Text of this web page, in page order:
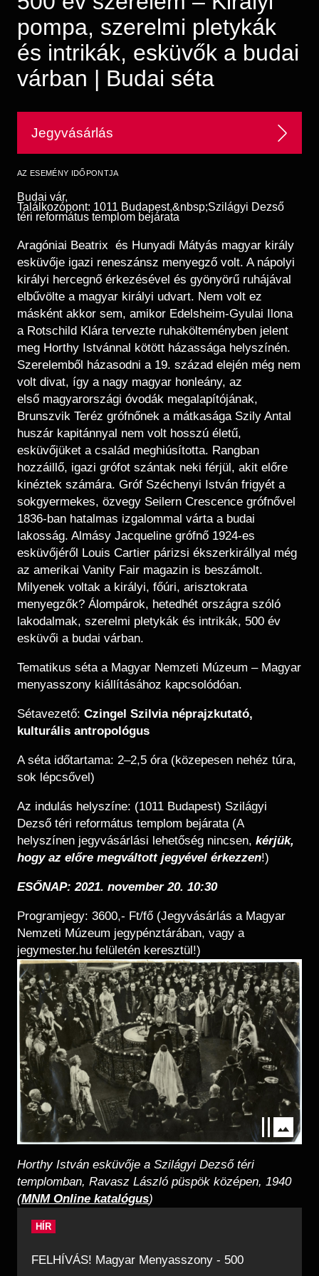
Régészet
Tagintézmények
Felnőttképzés
Történeti Fényképtár
Éremtár
Adattár
pompa, szerelmi pletykák
és intrikák, esküvők a budai
várban | Budai séta
Jegyvásárlás
AZ ESEMÉNY IDŐPONTJA
Budai vár,
Találkozópont: 1011 Budapest,&nbsp;Szilágyi Dezső
téri református templom bejárata
Aragóniai Beatrix és Hunyadi Mátyás magyar király
esküvője igazi reneszánsz menyegző volt. A nápolyi
királyi hercegnő érkezésével és gyönyörű ruhájával
elbűvölte a magyar királyi udvart. Nem volt ez
másként akkor sem, amikor Edelsheim-Gyulai Ilona
a Rotschild Klára tervezte ruhakölteményben jelent
meg Horthy Istvánnal kötött házassága helyszínén.
Szerelemből házasodni a 19. század elején még nem
volt divat, így a nagy magyar honleány, az
első magyarországi óvodák megalapítójának,
Brunszvik Teréz grófnőnek a mátkasága Szily Antal
huszár kapitánnyal nem volt hosszú életű,
esküvőjüket a család meghiúsította. Rangban
hozzáillő, igazi grófot szántak neki férjül, akit előre
kinéztek számára. Gróf Széchenyi István frigyét a
sokgyermekes, özvegy Seilern Crescence grófnővel
1836-ban hatalmas izgalommal várta a budai
lakosság. Almásy Jacqueline grófnő 1924-es
esküvőjéről Louis Cartier párizsi ékszerkirállyal még
az amerikai Vanity Fair magazin is beszámolt.
Milyenek voltak a királyi, főúri, arisztokrata
menyegzők? Álompárok, hetedhét országra szóló
lakodalmak, szerelmi pletykák és intrikák, 500 év
esküvői a budai várban.
Tematikus séta a Magyar Nemzeti Múzeum – Magyar
menyasszony kiállításához kapcsolódóan.
Sétavezető: Czingel Szilvia néprajzkutató,
kulturális antropológus
A séta időtartama: 2–2,5 óra (közepesen nehéz túra,
sok lépcsővel)
Az indulás helyszíne: (1011 Budapest) Szilágyi
Dezső téri református templom bejárata (A
helyszínen jegyvásárlási lehetőség nincsen, kérjük,
hogy az előre megváltott jegyével érkezzen!)
ESŐNAP: 2021. november 20. 10:30
Programjegy: 3600,- Ft/fő (Jegyvásárlás a Magyar
Nemzeti Múzeum jegypénztárában, vagy a
jegymester.hu felületén keresztül!)
Kép
Horthy István esküvője a Szilágyi Dezső téri
templomban, Ravasz László püspök középen, 1940
(MNM Online katalógus)
HÍR
FELHÍVÁS! Magyar Menyasszony - 500